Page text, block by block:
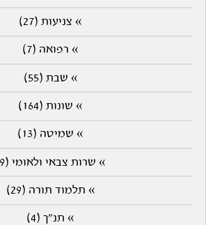
» צניעות (27)
» רפואה (7)
» שבת (55)
» שונות (164)
» שמיטה (13)
» שרות צבאי ולאומי (9)
» תלמוד תורה (29)
» תנ"ך (4)